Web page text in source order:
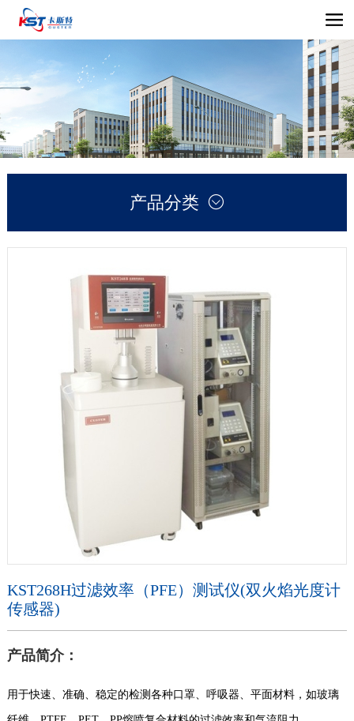
产品分类 
KST268H过滤效率（PFE）测试仪(双火焰光度计
传感器)
产品简介：
用于快速、准确、稳定的检测各种口罩、呼吸器、平面材料，如玻璃